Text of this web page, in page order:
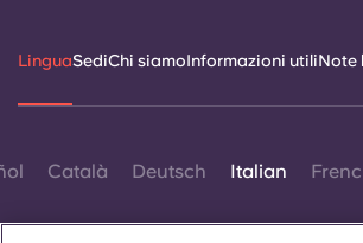
LinguaSediChi siamoInformazioni utiliNote
Català Deutsch Italian